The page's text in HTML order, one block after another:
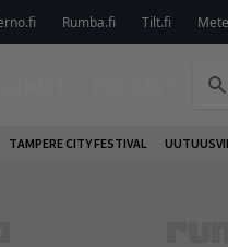
Rumba.fi Tilt.fi
TAMPERE CITY FESTIVAL